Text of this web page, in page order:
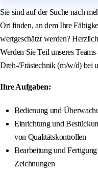
Sie sind auf der Suche nach
Ort finden, an dem Ihre
wertgeschätzt werden?
Werden Sie Teil unseres
Dreh-/Frästechnik (m/w/d) bei
Ihre Aufgaben:
Bedienung und
Einrichtung und
von Qualitätskontrollen
Bearbeitung und
Zeichnungen